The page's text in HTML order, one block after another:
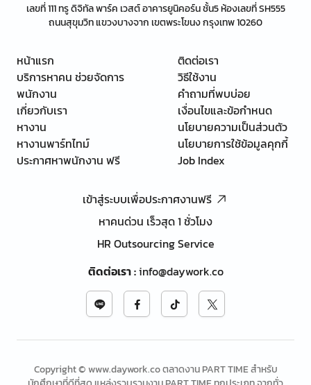
เลขที่ 111 ทรู ดิจิทัล พาร์ค เวสต์ อาคารยูนิคอร์น ชั้น5 ห้องเลขที่ SH555
ถนนสุขุมวิท แขวงบางจาก เขตพระโขนง กรุงเทพ 10260
หน้าแรก
บริการหาคน ช่วยจัดการ
พนักงาน
เกี่ยวกับเรา
หางาน
หางานพาร์ทไทม์
ประกาศหาพนักงาน ฟรี
ติดต่อเรา
วิธีใช้งาน
คำถามที่พบบ่อย
เงื่อนไขและข้อกำหนด
นโยบายความเป็นส่วนตัว
นโยบายการใช้ข้อมูลคุกกี้
Job Index
เข้าสู่ระบบเพื่อประกาศงานฟรี
หาคนด่วน เร็วสุด 1 ชั่วโมง
HR Outsourcing Service
ติดต่อเรา:info@daywork.co
Copyright © www.daywork.co ตลาดงาน PART TIME สำหรับ